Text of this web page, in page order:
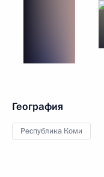
География
Республика Коми